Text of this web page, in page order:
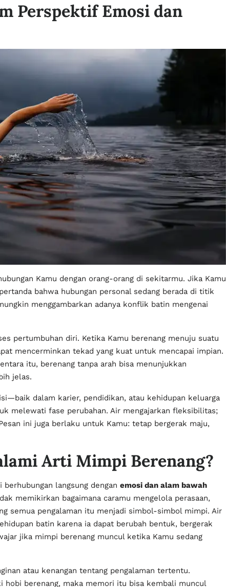
Perspektif Emosi dan
Kamu dengan orang-orang di sekitarmu. Jika Kamu
bahwa hubungan personal sedang berada di titik
menggambarkan adanya konflik batin mengenai
pertumbuhan diri. Ketika Kamu berenang menuju suatu
mencerminkan tekad yang kuat untuk mencapai impian.
itu, berenang tanpa arah bisa menunjukkan
jelas.
dalam karier, pendidikan, atau kehidupan keluarga
melewati fase perubahan. Air mengajarkan fleksibilitas;
ini juga berlaku untuk Kamu: tetap bergerak maju,
Arti Mimpi Berenang?
langsung dengan emosi dan alam bawah
memikirkan bagaimana caramu mengelola perasaan,
semua pengalaman itu menjadi simbol-simbol mimpi. Air
batin karena ia dapat berubah bentuk, bergerak
jika mimpi berenang muncul ketika Kamu sedang
atau kenangan tentang pengalaman tertentu.
berenang, maka memori itu bisa kembali muncul